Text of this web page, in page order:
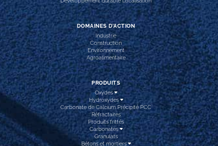
DOMAINES D’ACTION
Industrie
Construction
Environnement
Agroalimentaire
PRODUITS
Oxydes
Hydroxydes
Carbonate de Calcium Précipité PCC
Réfractaires
Produits frittés
Carbonates
Granulats
Bétons et mortiers